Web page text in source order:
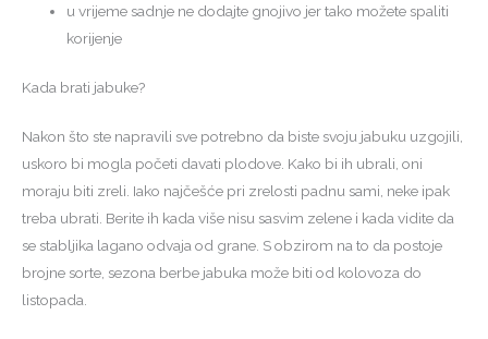
u vrijeme sadnje ne dodajte gnojivo jer tako možete spaliti
korijenje
Kada brati jabuke?
Nakon što ste napravili sve potrebno da biste svoju jabuku uzgojili,
uskoro bi mogla početi davati plodove. Kako bi ih ubrali, oni
moraju biti zreli. Iako najčešće pri zrelosti padnu sami, neke ipak
treba ubrati. Berite ih kada više nisu sasvim zelene i kada vidite da
se stabljika lagano odvaja od grane. S obzirom na to da postoje
brojne sorte, sezona berbe jabuka može biti od kolovoza do
listopada.